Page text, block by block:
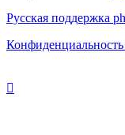
Русская поддержка
Конфиденциальность